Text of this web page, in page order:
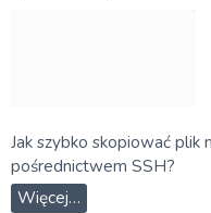
Jak szybko skopiować plik
pośrednictwem SSH?
Więcej…